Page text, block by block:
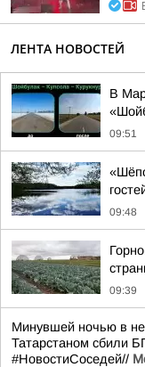
ЛЕНТА НОВОСТЕЙ
В
09:51
09:48
09:39
Минувшей ночью в
Татарстаном сбили
#НовостиСоседей//